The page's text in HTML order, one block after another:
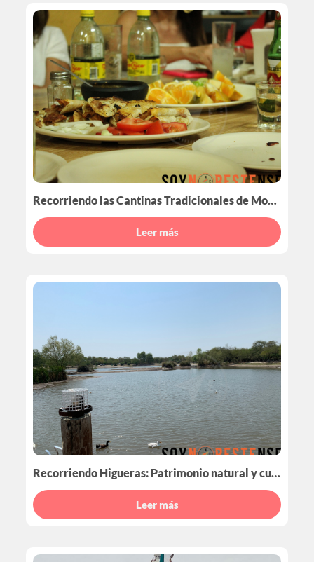
Recorriendo las Cantinas Tradicionales de Monterrey
Leer más
Recorriendo Higueras: Patrimonio natural y cultural de Nuevo León
Leer más